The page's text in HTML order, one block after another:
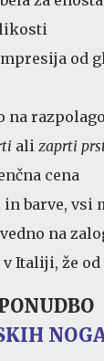
od
na
ali zaprti
cena
barve, vsi
na
Italiji, že od